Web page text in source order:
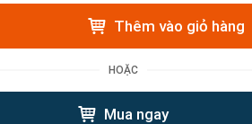
Thêm vào giỏ hàng
HOẶC
Mua ngay